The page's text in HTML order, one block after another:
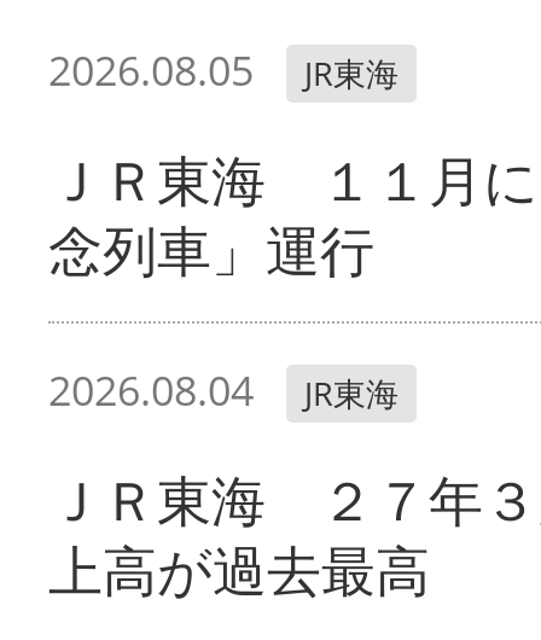
2026.08.05 JR東海
ＪＲ東海 １１月
念列車」運行
2026.08.04 JR東海
ＪＲ東海 ２７年
上高が過去最高